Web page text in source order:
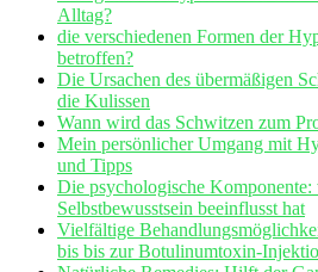
⁣Alltag?
die ⁣verschiedenen Formen der
betroffen?
Die Ursachen des übermäßigen
die Kulissen
Wann wird das Schwitzen zum
Mein ‌persönlicher Umgang⁣ mit
und Tipps
Die psychologische
Selbstbewusstsein beeinflusst ⁤hat
Vielfältige
bis bis zur Botulinumtoxin-